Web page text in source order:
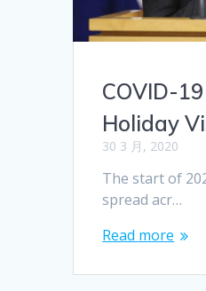
COVID-
Holiday
30 3 月, 2020
The start of
spread acr…
Read more